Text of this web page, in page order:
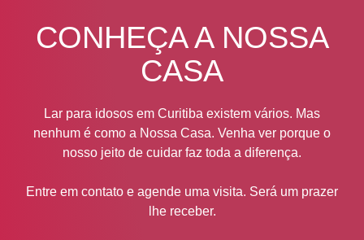
CONHEÇA A NOSSA
CASA
Lar para idosos em Curitiba existem vários. Mas
nenhum é como a Nossa Casa. Venha ver porque o
nosso jeito de cuidar faz toda a diferença.
Entre em contato e agende uma visita. Será um prazer
lhe receber.